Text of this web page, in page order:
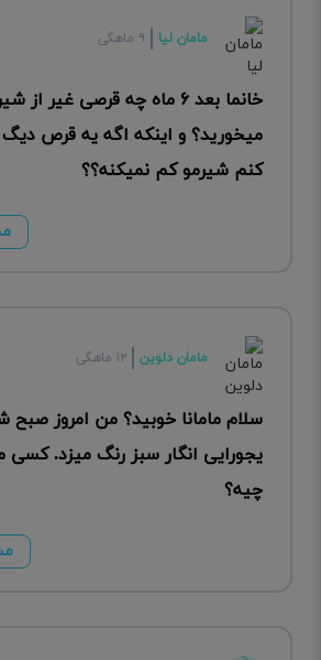
مامان لیا ۹ ماهگی
خانما بعد ۶ ماه چه قرصی غیر از
میخورید؟ و اینکه اگه یه قرص
کنم شیرمو کم نمیکنه؟؟
مامان دلوین ۱۲ ماهگی
سلام مامانا خوبید؟ من امروز
یجورایی انگار سبز رنگ میزد.
چیه؟